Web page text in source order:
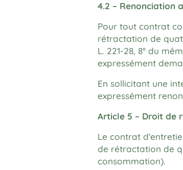
4.2 – Renonciation
Pour tout contrat
rétractation de
L. 221-28, 8° du
expressément
En sollicitant une
expressément
Article 5 – Droit de
Le contrat
de rétractation de
consommation).